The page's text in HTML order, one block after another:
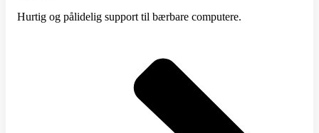
Hurtig og pålidelig support til bærbare computere.